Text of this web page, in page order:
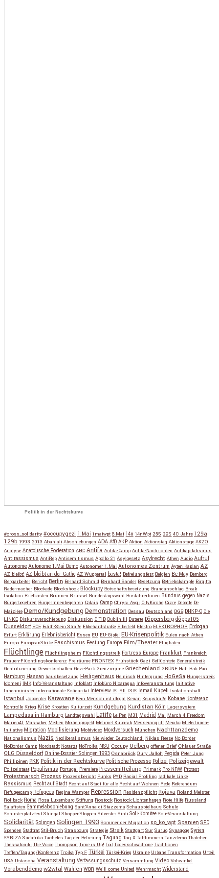
Politik in der Rechtskurve
#cross_solidarity #occupygezi 1.Mai 1maiwpt 8.Mai 14n 14nWpt 25S 29S 40 Jahre 129a
129b 1993 2013 Abahlali Abschiebungen ADA AfD AKP Aktion Aktionstag Aktionstage AKZO
Analyse Anatolische Föderation ANC Antifa Antifa-Camp Antifa-Nachrichten Antikapitalismus
Antirassismus AntiRep Antisemitismus Apollo 21 Asylgesetz Asylrecht Athen Audio Aufruf
Autonome Autonome 1.Mai Demo Autonomer 1.Mai Autonomes Zentrum Ayten Kaplan AZ
AZ bleibt! AZ bleibt an der Gathe AZ Wuppertal basta! Befreiungsfest Belgien Be May Bemberg
Bergarbeiter Bericht Berlin Bernard Schmid Bernhard Sander Besetzung Betriebskämpfe Birgitta
Radermacher Blockade Blockshock Blockupy Botschaftsbesetzung Brandanschlag Break
Isolation Briefkasten Brunnen Brüssel Bundestagswahl BusfahrerInnen Bündnis gegen Nazis
Bürgerbegehren BürgerInnenbegehren Calais Camp Chrysi Avgi CityKirche Cizre Debatte De
Maiziére Demo/Kundgebung Demonstration Dessau Deutschland DGB DHKP-C Die
LINKE Diskursverschiebung Diskussion DITIB Dublin III Duterte Döppersberg döpps105
Düsseldorf ECE Edith-Stein Straße Ekkehardstraße Elberfeld Elektro ELEKTROPHOR Erdogan
Erfurt Erklärung Erlebnisbericht Essen EU EU-Gipfel EU-Krisenpolitik Eulen nach Athen
Europa EuropeanStrike Faschismus Festung Europa Film/Theater Flughafen
Flüchtlinge Flüchtlingsheim Flüchtlingsstreik Fortress Europe Frankfurt Frankreich
Frauen-Flüchtlingskonferenz Freiräume FRONTEX Frühstück Gazi Geflüchtete Generalstreik
Gentrifizierung Gewerkschaften Gezi-Park Grenzregime Griechenland GRÜNE Haft Hak Pao
Hamburg Hassan hausbesetzung Heiligenhaus Heinisch Hintergrund HoGeSa Hungerstreik
Idomeni IMK Info-Veranstaltung Infoblatt Infobüro Nicaragua Infoveranstaltung Initiative
Innenminister internationale Solidarität Interview IS ISIL ISIS Ismail Küpeli Isolationshaft
Istanbul Jobcenter Karawane Kein Mensch ist illegal Kenan Keupstraße Kobane Konferenz
Kontrolle Krieg Krise Kroatien Kulturzeit Kundgebung Kurdistan Köln Lagersystem
Lampedusa in Hamburg Landtagswahl Latife Le Pen M31 Madrid Mai March 4 Freedom
Marien41 Massaker Medien Medienprojekt Mehmet Kubasik Messerangriff Mexiko MieterInnen-
Initiative Migration Mobilisierung Mobivideo Mordversuch München Nachttanzdemo
Nationalismus Nazis Neoliberalismus Nie wieder Deutschland! Niklas Reese No Border
NoBorder Camp Nordstadt Notarzt NoTroika NSU Occupy Oelberg offener Brief Ohlauer Straße
OLG Düsseldorf Online-Dossier Solingen 1993 Osnabrück Oury Jalloh Pegida Peter Jung
Phillipinen PKK Politik in der Rechtskurve Politische Prozesse Polizei Polizeigewalt
Polizeistaat Populismus Portugal Premiere Pressemitteilung Primark Pro NRW Protest
Protestmarsch Prozess Prozessbericht Punks PYD Racial Profiling radikale Linke
Rassismus Recht auf Stadt Recht auf Stadt für alle Recht auf Wohnen Rede Referendum
Refugeecamp Refugees Regina Wamper Repression Residenzpflicht Rojava Roland Meister
Rollback Roma Rosa Luxemburg Stiftung Rostock Rostock-Lichtenhagen Rote Hilfe Russland
Salafisten Sammelabschiebung Sant'Anna di Stazzema Schauspielhaus Schule
Schusterplatzfest Shingal ShoppenStoppen Silvester Sinti Soli-Komitee Soli-Veranstaltung
Solidarität Solingen Solingen 1993 Sommer der Migration so_ko_wpt Spanien SPD
Spenden Stadtrat Stil-Bruch Strasbourg Strategie Streik Stuttgart Sur Suruç Synagoge Syrien
SYRIZA Südafrika Tacheles Tag der Befreiung Tagung Tag X Talflimmern Tanzdemo Thatcher
Thessaloniki The Voice Thompson Time is Up! Tod Todesschwadrone Traditionen
Treffen/Tagung/Konferenz Troika Typ F Türkei Türkei-Krieg Ukraine Urbane Transformation Urteil
USA Ustascha Veranstaltung Verfassungsschutz Versammlung Video Vohwinkel
Vorabenddemo w2wtal Wahlen WDR We'll come United Wehrmacht Widerstand